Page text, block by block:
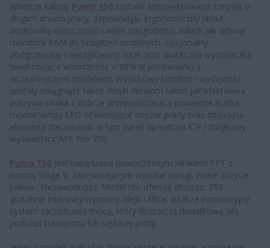
Wnętrze kabiny
zostało zaprojektowane z myślą o
długich dniach pracy, zapewniając ergonomiczny układ,
doskonałą widoczność i wiele udogodnień, takich jak uchwyt
monitora RAM do urządzeń mobilnych, opcjonalny
podgrzewany i wentylowany fotel oraz skuteczna wycieraczka
zwiększająca widoczność o 60% w porównaniu z
wcześniejszymi modelami. Wyjątkowy komfort i wydajność
zostały osiągnięte także dzięki detalom takim jak efektowna
pokrywa silnika z dobrze przepuszczającą powietrze kratką,
mocne lampy LED oświetlające obszar pracy oraz intuicyjne
elementy sterowania, w tym panel operatora ICP i dotykowy
wyświetlacz AFS Pro 700.
jest napędzana nowoczesnym silnikiem FPT z
normą Stage V, zapewniającym wysokie osiągi, niskie zużycie
paliwa i niezawodność. Model ten oferuje dłuższe, 750-
godzinne interwały wymiany oleju i filtra, a także innowacyjny
system zarządzania mocą, który dostarcza dodatkową siłę
podczas transportu lub szybkiej jazdy.